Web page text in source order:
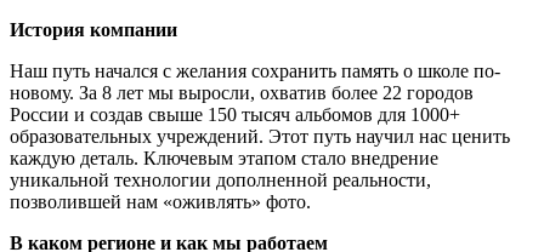
История компании
Наш путь начался с желания сохранить память о школе по-
новому. За 8 лет мы выросли, охватив более 22 городов
России и создав свыше 150 тысяч альбомов для 1000+
образовательных учреждений. Этот путь научил нас ценить
каждую деталь. Ключевым этапом стало внедрение
уникальной технологии дополненной реальности,
позволившей нам «оживлять» фото.
В каком регионе и как мы работаем